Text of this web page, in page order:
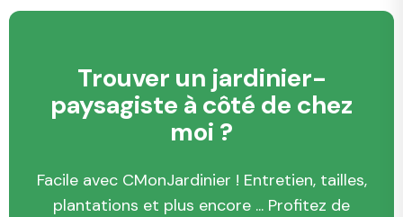
Trouver un jardinier-
paysagiste à côté de chez
moi ?
Facile avec CMonJardinier ! Entretien, tailles,
plantations et plus encore ... Profitez de